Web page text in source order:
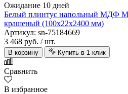
Ожидание 10 дней
Белый плинтус напольный МДФ
крашеный (100х22х2400 мм)
Артикул: sn-75184669
3 468 руб. / шт.
В корзину Купить в 1 клик
Сравнить
В избранное